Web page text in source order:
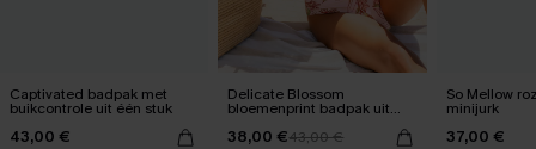
Captivated badpak met
buikcontrole uit één stuk
43,00 €
Delicate Blossom
bloemenprint badpak uit
38,00 €43,00 €
So Mellow
minijurk
37,00 €